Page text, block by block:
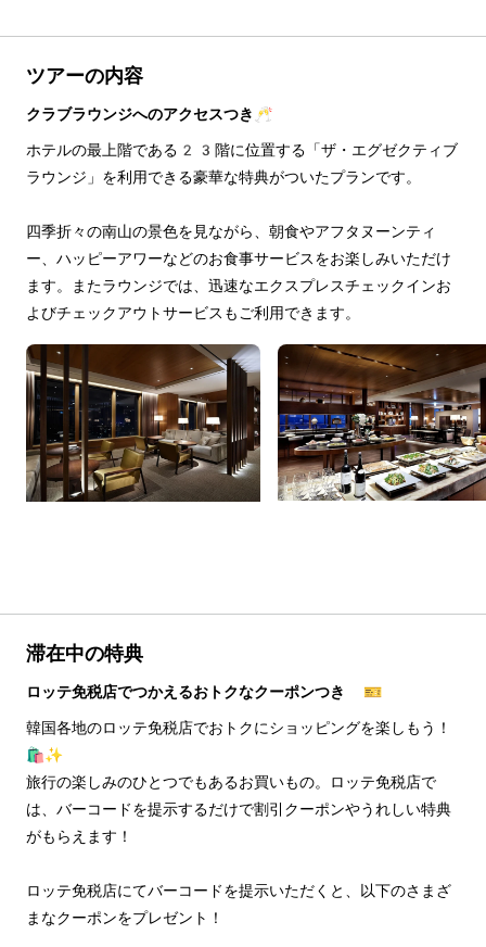
ツアーの内容
クラブラウンジへのアクセスつき🥂
ホテルの最上階である23階に位置する「ザ・エグゼクティブ
ラウンジ」を利用できる豪華な特典がついたプランです。
四季折々の南山の景色を見ながら、朝食やアフタヌーンティ
ー、ハッピーアワーなどのお食事サービスをお楽しみいただけ
ます。またラウンジでは、迅速なエクスプレスチェックインお
よびチェックアウトサービスもご利用できます。
滞在中の特典
ロッテ免税店でつかえるおトクなクーポンつき 🎫
韓国各地のロッテ免税店でおトクにショッピングを楽しもう！
🛍️✨
旅行の楽しみのひとつでもあるお買いもの。ロッテ免税店で
は、バーコードを提示するだけで割引クーポンやうれしい特典
がもらえます！
ロッテ免税店にてバーコードを提示いただくと、以下のさまざ
まなクーポンをプレゼント！